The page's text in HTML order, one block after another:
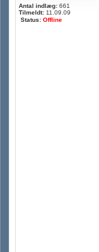
Antal indlæg: 661
Tilmeldt: 11.09.09
Status: Offline